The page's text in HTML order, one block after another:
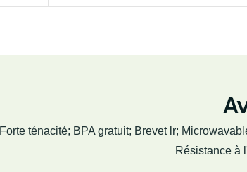
Forte ténacité; BPA gratuit; Brevet lr;
Résistance à